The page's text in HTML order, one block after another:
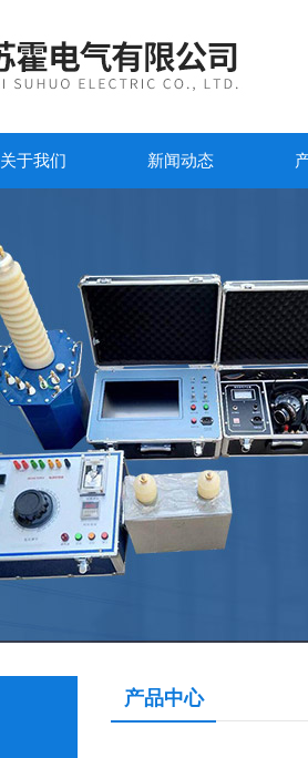
关于我们 新闻动态
产品中心